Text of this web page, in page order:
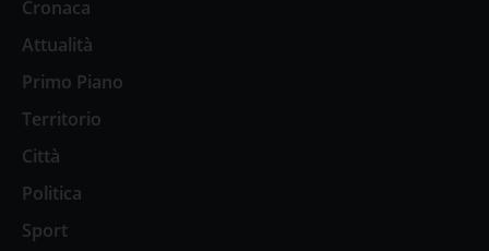
Cronaca
Attualità
Primo Piano
Territorio
Città
Politica
Sport